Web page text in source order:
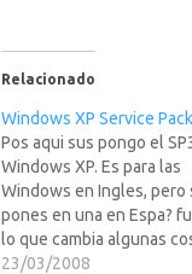
Relacionado
Windows XP Service
Pos aqui sus pongo el
Windows XP. Es para las
Windows en Ingles, pero
pones en una en Espa?
lo que cambia algunas
ingles. Si teneis mucha,
23/03/2008